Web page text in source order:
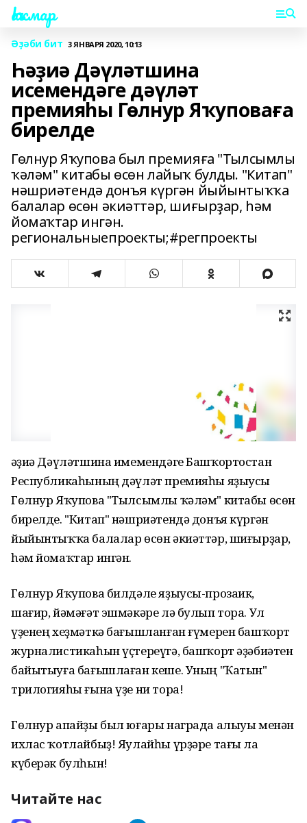
Һаҡмар
Әҙәби бит 3 ЯНВАРЯ 2020, 10:13
Һәҙиә Дәүләтшина
исемендәге дәүләт
премияһы Гөлнур Яҡуповаға
бирелде
Гөлнур Яҡупова был премияға "Тылсымлы
ҡәләм" китабы өсөн лайыҡ булды. "Китап"
нәшриәтендә донъя күргән йыйынтыҡҡа
балалар өсөн әкиәттәр, шиғырҙар, һәм
йомаҡтар ингән.
региональныепроекты;#регпроекты
Һәҙиә Дәүләтшина имемендәге Башҡортостан
Республикаһының дәүләт премияһы яҙыусы
Гөлнур Яҡупова "Тылсымлы ҡәләм" китабы өсөн
бирелде. "Китап" нәшриәтендә донъя күргән
йыйынтыҡҡа балалар өсөн әкиәттәр, шиғырҙар,
һәм йомаҡтар ингән.
Гөлнур Яҡупова билдәле яҙыусы-прозаик,
шағир, йәмәғәт эшмәкәре лә булып тора. Ул
үҙенең хеҙмәткә бағышланған ғүмерен башҡорт
журналистикаһын үҫтереүгә, башҡорт әҙәбиәтен
байытыуға бағышлаған кеше. Уның "Ҡатын"
трилогияһы ғына үҙе ни тора!
Гөлнур апайҙы был юғары награда алыуы менән
ихлас ҡотлайбыҙ! Яулайһы үрҙәре тағы ла
күберәк булһын!
Читайте нас